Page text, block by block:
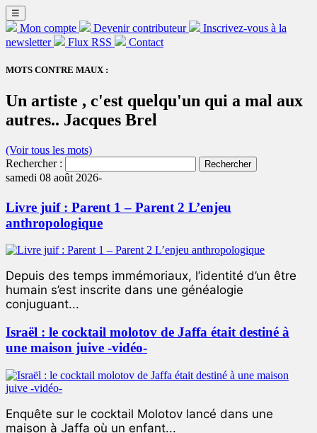
☰
Mon compte Devenir contributeur
Inscrivez-vous à la
newsletter
Flux RSS Contact
MOTS CONTRE MAUX :
Un artiste , c'est quelqu'un qui a mal aux
autres.. Jacques Brel
(Voir tous les mots)
Rechercher :
samedi 08 août 2026-
Livre juif : Parent 1 – Parent 2 L’enjeu
anthropologique
Depuis des temps immémoriaux, l’identité d’un être
humain s’est inscrite dans une généalogie
conjuguant...
Israël : le cocktail molotov de Jaffa était destiné à
une maison juive -vidéo-
Enquête sur le cocktail Molotov lancé dans une
maison à Jaffa où un enfant...